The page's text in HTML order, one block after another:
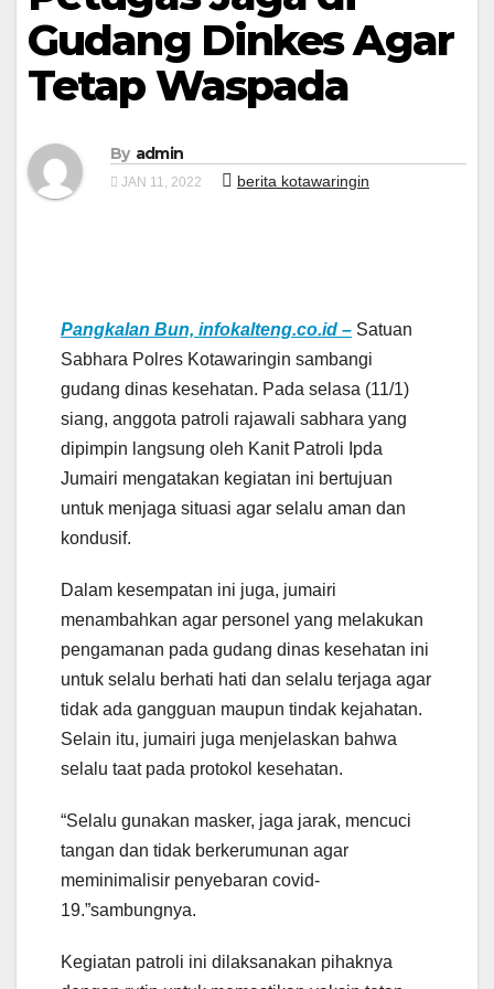
Gudang Dinkes Agar
Tetap Waspada
By admin
JAN 11, 2022 berita kotawaringin
Pangkalan Bun, infokalteng.co.id – Satuan
Sabhara Polres Kotawaringin sambangi
gudang dinas kesehatan. Pada selasa (11/1)
siang, anggota patroli rajawali sabhara yang
dipimpin langsung oleh Kanit Patroli Ipda
Jumairi mengatakan kegiatan ini bertujuan
untuk menjaga situasi agar selalu aman dan
kondusif.
Dalam kesempatan ini juga, jumairi
menambahkan agar personel yang melakukan
pengamanan pada gudang dinas kesehatan ini
untuk selalu berhati hati dan selalu terjaga agar
tidak ada gangguan maupun tindak kejahatan.
Selain itu, jumairi juga menjelaskan bahwa
selalu taat pada protokol kesehatan.
“Selalu gunakan masker, jaga jarak, mencuci
tangan dan tidak berkerumunan agar
meminimalisir penyebaran covid-
19.”sambungnya.
Kegiatan patroli ini dilaksanakan pihaknya